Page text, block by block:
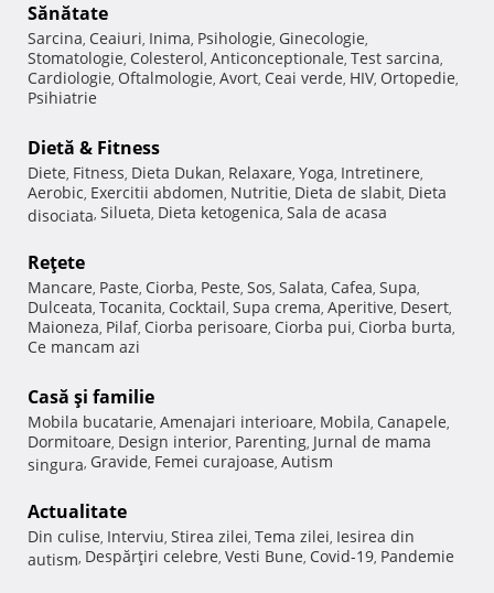
Sănătate
Sarcina, Ceaiuri, Inima, Psihologie, Ginecologie,
Stomatologie, Colesterol, Anticonceptionale, Test sarcina,
Cardiologie, Oftalmologie, Avort, Ceai verde, HIV, Ortopedie,
Psihiatrie
Dietă & Fitness
Diete, Fitness, Dieta Dukan, Relaxare, Yoga, Intretinere,
Aerobic, Exercitii abdomen, Nutritie, Dieta de slabit, Dieta
disociata, Silueta, Dieta ketogenica, Sala de acasa
Reţete
Mancare, Paste, Ciorba, Peste, Sos, Salata, Cafea, Supa,
Dulceata, Tocanita, Cocktail, Supa crema, Aperitive, Desert,
Maioneza, Pilaf, Ciorba perisoare, Ciorba pui, Ciorba burta,
Ce mancam azi
Casă şi familie
Mobila bucatarie, Amenajari interioare, Mobila, Canapele,
Dormitoare, Design interior, Parenting, Jurnal de mama
singura, Gravide, Femei curajoase, Autism
Actualitate
Din culise, Interviu, Stirea zilei, Tema zilei, Iesirea din
autism, Despărţiri celebre, Vesti Bune, Covid-19, Pandemie